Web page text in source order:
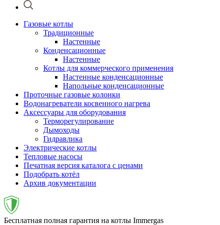
Газовые котлы
Традиционные
Настенные
Конденсационные
Настенные
Котлы для коммерческого применения
Настенные конденсационные
Напольные конденсационные
Проточные газовые колонки
Водонагреватели косвенного нагрева
Аксессуары для оборудования
Терморегулирование
Дымоходы
Гидравлика
Электрические котлы
Тепловые насосы
Печатная версия каталога с ценами
Подобрать котёл
Архив документации
Бесплатная полная гарантия на котлы Immergas